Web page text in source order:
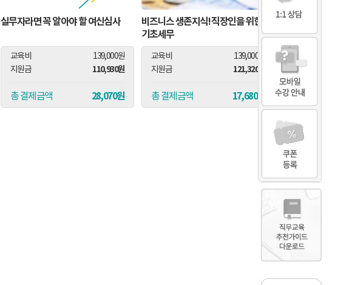
실무자라면 꼭 알아야 할 여신심사
교육비
139,000원
지원금
110,930원
총 결제금액 28,070원
비즈니스 생존지식! 직장인을 위한
기초세무
교육비
139,000원
지원금
121,320원
총 결제금액 17,680원